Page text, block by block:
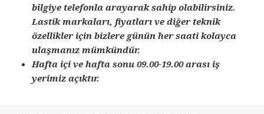
bilgiye telefonla arayarak sahip olabilirsiniz.
Lastik markaları, fiyatları ve diğer teknik
özellikler için bizlere günün her saati kolayca
ulaşmanız mümkündür.
Hafta içi ve hafta sonu 09.00-19.00 arası iş
yerimiz açıktır.